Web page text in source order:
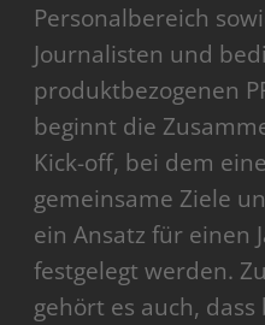
Personalbereich
Journalisten und
produktbezogenen
beginnt die
Kick-off, bei dem
gemeinsame Ziele
ein Ansatz für einen
festgelegt werden.
gehört es auch,